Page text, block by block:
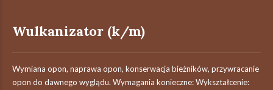
Wulkanizator (k/m)
Wymiana opon, naprawa opon, konserwacja bieżników, przywracanie
opon do dawnego wyglądu. Wymagania konieczne: Wykształcenie: